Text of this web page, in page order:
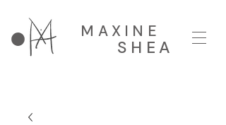
MAXINE
SHEA